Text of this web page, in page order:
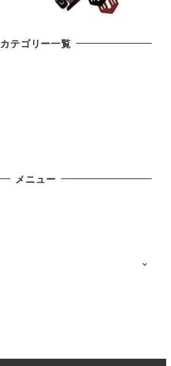
カテゴリー一覧
メニュー